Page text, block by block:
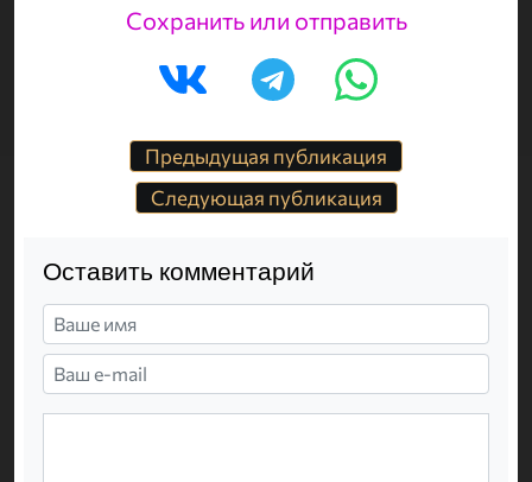
Сохранить или отправить
Предыдущая публикация
Следующая публикация
Оставить комментарий